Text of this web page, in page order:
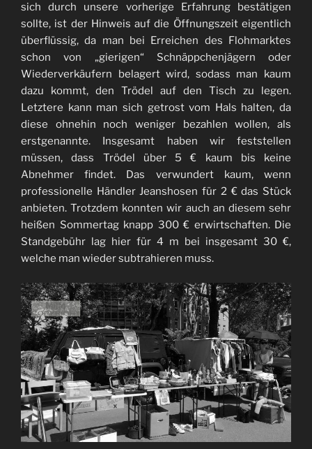
sich durch unsere vorherige Erfahrung bestätigen
sollte, ist der Hinweis auf die Öffnungszeit eigentlich
überflüssig, da man bei Erreichen des Flohmarktes
schon von „gierigen“ Schnäppchenjägern oder
Wiederverkäufern belagert wird, sodass man kaum
dazu kommt, den Trödel auf den Tisch zu legen.
Letztere kann man sich getrost vom Hals halten, da
diese ohnehin noch weniger bezahlen wollen, als
erstgenannte. Insgesamt haben wir feststellen
müssen, dass Trödel über 5 € kaum bis keine
Abnehmer findet. Das verwundert kaum, wenn
professionelle Händler Jeanshosen für 2 € das Stück
anbieten. Trotzdem konnten wir auch an diesem sehr
heißen Sommertag knapp 300 € erwirtschaften. Die
Standgebühr lag hier für 4 m bei insgesamt 30 €,
welche man wieder subtrahieren muss.